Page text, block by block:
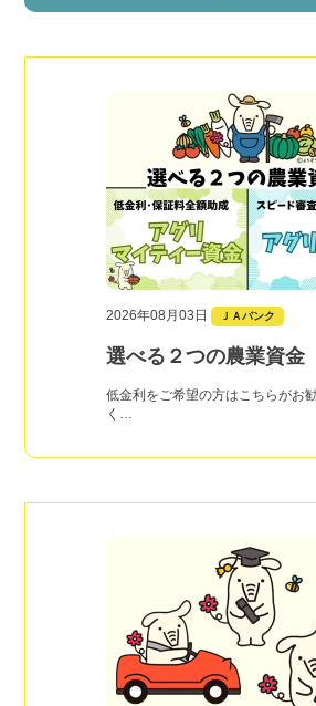
2026年08月03日 ＪＡバンク
選べる２つの農業資金
低金利をご希望の方はこちらがお
く…